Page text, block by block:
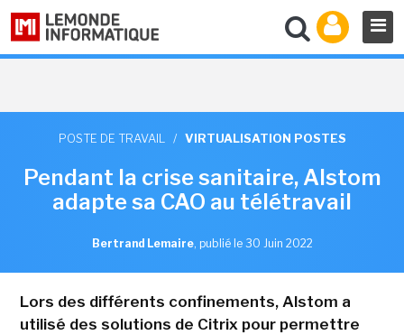
POSTE DE TRAVAIL / VIRTUALISATION POSTES
Pendant la crise sanitaire, Alstom
adapte sa CAO au télétravail
Bertrand Lemaire, publié le 30 Juin 2022
Lors des différents confinements, Alstom a
utilisé des solutions de Citrix pour permettre